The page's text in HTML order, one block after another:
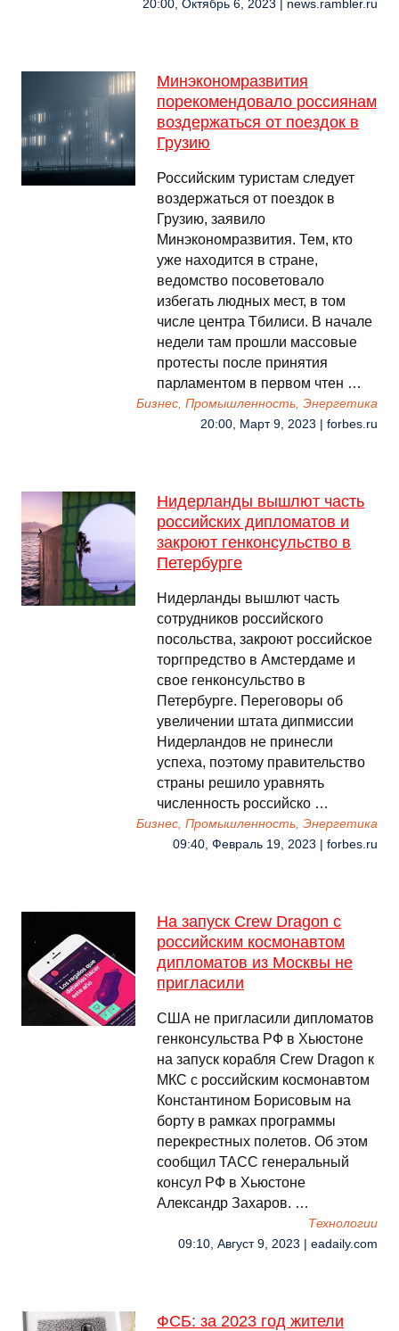
20:00, Октябрь 6, 2023 | news.rambler.ru
Минэкономразвития
порекомендовало россиянам
воздержаться от поездок в
Грузию
Российским туристам следует
воздержаться от поездок в
Грузию, заявило
Минэкономразвития. Тем, кто
уже находится в стране,
ведомство посоветовало
избегать людных мест, в том
числе центра Тбилиси. В начале
недели там прошли массовые
протесты после принятия
парламентом в первом чтен …
Бизнес, Промышленность, Энергетика
20:00, Март 9, 2023 | forbes.ru
Нидерланды вышлют часть
российских дипломатов и
закроют генконсульство в
Петербурге
Нидерланды вышлют часть
сотрудников российского
посольства, закроют российское
торгпредство в Амстердаме и
свое генконсульство в
Петербурге. Переговоры об
увеличении штата дипмиссии
Нидерландов не принесли
успеха, поэтому правительство
страны решило уравнять
численность российско …
Бизнес, Промышленность, Энергетика
09:40, Февраль 19, 2023 | forbes.ru
На запуск Crew Dragon с
российским космонавтом
дипломатов из Москвы не
пригласили
США не пригласили дипломатов
генконсульства РФ в Хьюстоне
на запуск корабля Crew Dragon к
МКС с российским космонавтом
Константином Борисовым на
борту в рамках программы
перекрестных полетов. Об этом
сообщил ТАСС генеральный
консул РФ в Хьюстоне
Александр Захаров. …
Технологии
09:10, Август 9, 2023 | eadaily.com
ФСБ: за 2023 год жители